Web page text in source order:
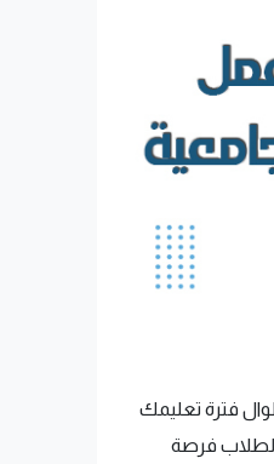
فترة تعليمك
الطلاب فرصة